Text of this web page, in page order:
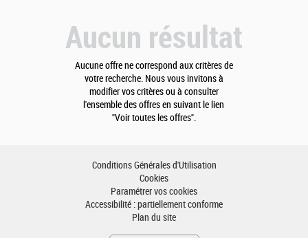
Aucun résultat
Aucune offre ne correspond aux critères de
votre recherche. Nous vous invitons à
modifier vos critères ou à consulter
l'ensemble des offres en suivant le lien
"Voir toutes les offres".
Conditions Générales d'Utilisation
Cookies
Paramétrer vos cookies
Accessibilité : partiellement conforme
Plan du site